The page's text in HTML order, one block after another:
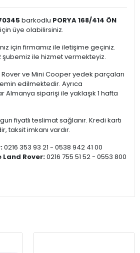
barkodlu PORYA 168/414 ÖN
üye olabilirsiniz.
için firmamız ile iletişime geçiniz.
şubemiz ile hizmet vermekteyiz.
ve Mini Cooper yedek parçaları
edilmektedir. Ayrıca
siparişi ile yaklaşık 1 hafta
fiyatlı teslimat sağlanır. Kredi kartı
taksit imkanı vardır.
0216 353 93 21 - 0538 942 41 00
Rover:0216 755 51 52 - 0553 800